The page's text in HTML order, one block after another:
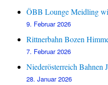
ÖBB Lounge Meidling
9. Februar 2026
Rittnerbahn Bozen
7. Februar 2026
Niederösterreich Bahnen
28. Januar 2026